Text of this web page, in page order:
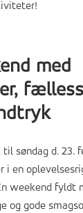
med
til søndag d. 23.
i en
weekend fyldt
og gode